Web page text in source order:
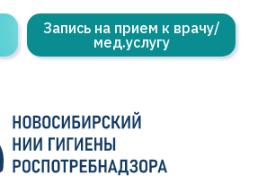
Запись на прием к врачу/
мед.услугу